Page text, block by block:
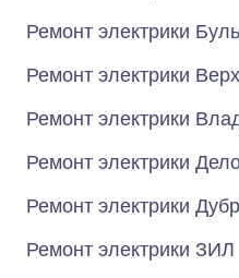
Ремонт электрики
Ремонт электрики
Ремонт электрики
Ремонт электрики
Ремонт электрики
Ремонт электрики ЗИЛ